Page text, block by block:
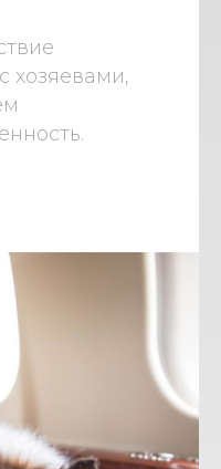
хозяевами,